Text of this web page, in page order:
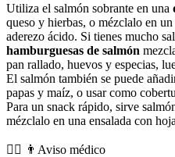
Utiliza el salmón sobrante en una
queso y hierbas, o mézclalo en un
aderezo ácido. Si tienes mucho
hamburguesas de salmón
pan rallado, huevos y especias,
El salmón también se puede
papas y maíz, o usar como
Para un snack rápido, sirve
mézclalo en una ensalada con
👨‍⚕️️ 👨Aviso médico